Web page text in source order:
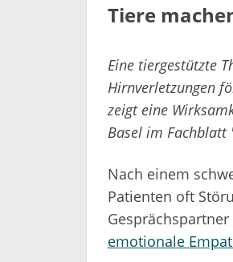
Tiere
Eine tiergestützte
Hirnverletzungen
zeigt eine
Basel im Fachblatt
Nach einem
Patienten oft
emotionale